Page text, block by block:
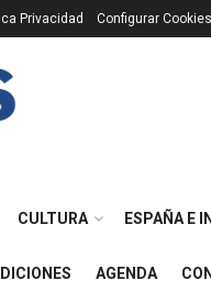
Privacidad Configurar Cookies
CULTURA ESPAÑA E
AGENDA